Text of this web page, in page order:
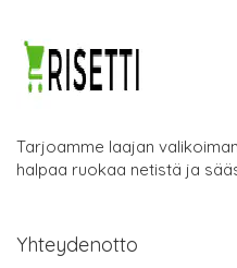
Tarjoamme laajan
halpaa ruokaa netistä ja
Yhteydenotto